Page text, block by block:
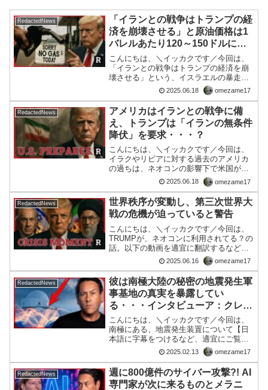
RedactedNews
「イランとの戦争はトランプの経
済を崩壊させる」と原油価格は1
バレルあたり120～150ドルに急
騰し、次いで300ドルまで跳ね上
がる可能性がある！
こんにちは、＼イッカクです／今回は、
「イランとの戦争はトランプの経済を崩
壊させる」という、イスラエルの暴走に
ついて・・・■編集後記イスラエルの中枢
は、「選民思想」ですね。さて、こんな
に世界を動揺させてるイスラエルについ
てアメリカがイランと全...
2025.06.18 omezame17
RedactedNews
アメリカはイランとの戦争に備
え、トランプは「イランの無条件
降伏」を要求・・・？
こんにちは、＼イッカクです／今回は、
イラクやリビアに対する過去のアメリカ
の過ちは、ネオコンの影響下で米国が誤
った情報や誇張された脅威を基に介入
し、壊滅的な結果を招いた歴史的教訓で
す。イランを巡る現在の状況も、似たよ
うなパターンが見られるだけ...
2025.06.18 omezame17
RedactedNews
世界秩序が変動し、第三次世界大
戦の危機が迫っていると警告
こんにちは、＼イッカクです／今回は、
TRUMPが、ネオコンに利用されてる？の
話。以下の動画を適宜に翻訳するなどで
御覧くださいませ。■編集後記動画の喋り
の要点は、下記の通り。 危機的状況の警
告: 視聴者に「シートベルトを締めて」と
危機的状況を...
2025.06.16 omezame17
RedactedNews
彼は南極大陸の秘密の地震発生軍
事基地の真実を暴露してい
る・・・インタビューア：クレイ
トン・モリス
こんにちは、＼イッカクです／今回は、
南極にある、地震発生装置について【日
本語に字幕をつけるなど、適宜にご覧く
ださいませ】■編集後記コノ動画内で、南
極にあるある設備は人工地震を簡単に発
生させる装置が存在するという事です。
【動画内の重要な部分の...
2025.02.13 omezame17
RedactedNews
週に800億件のサイバー攻撃?! AI
専門家が次に来るものとメラニ